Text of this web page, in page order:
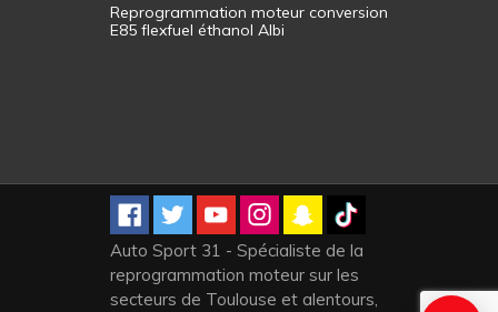
Reprogrammation moteur conversion
E85 flexfuel éthanol Albi
Auto Sport 31 - Spécialiste de la
reprogrammation moteur sur les
secteurs de Toulouse et alentours,